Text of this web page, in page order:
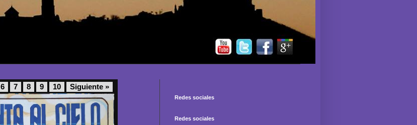
6 7 8 9 10 Siguiente »
Redes sociales
Redes sociales